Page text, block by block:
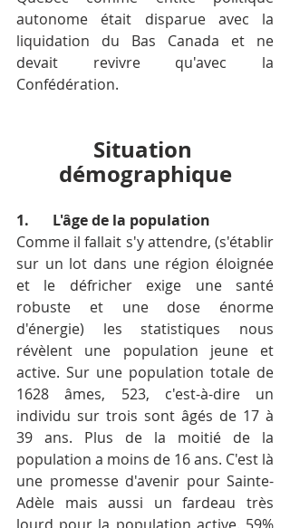
autonome était disparue avec la
liquidation du Bas­ Canada et ne
devait revivre qu'avec la
Confédération.
Situation
démographique
1.	L'âge de la population
Comme il fallait s'y attendre, (s'établir
sur un lot dans une région éloignée
et le défricher exige une santé
robuste et une dose énorme
d'énergie) les statistiques nous
révèlent une population jeune et
active. Sur une population totale de
1628 âmes, 523, c'est-à-dire un
individu sur trois sont âgés de 17 à
39 ans. Plus de la moitié de la
population a moins de 16 ans. C'est là
une promesse d'avenir pour Sainte-
Adèle mais aussi un fardeau très